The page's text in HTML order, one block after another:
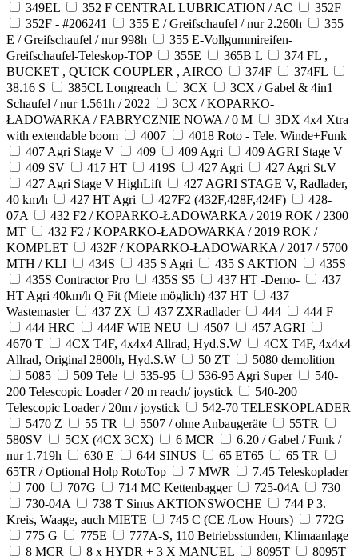
349EL
352 F CENTRAL LUBRICATION / AC
352F
352F - #206241
355 E / Greifschaufel / nur 2.260h
355
E / Greifschaufel / nur 998h
355 E-Vollgummireifen-
Greifschaufel-Teleskop-TOP
355E 365B L
374 FL ,
BUCKET , QUICK COUPLER , AIRCO
374F
374FL
38.16 S
385CL Longreach 3CX
3CX / Gabel & 4in1
Schaufel / nur 1.561h / 2022
3CX / KOPARKO-
ŁADOWARKA / FABRYCZNIE NOWA / 0 M
3DX 4x4 Xtra
with extendable boom
4007
4018 Roto - Tele. Winde+Funk
407 Agri Stage V
409 409 Agri
409 AGRI Stage V
409 SV
417 HT 419S 427 Agri
427 Agri St.V
427 Agri Stage V HighLift
427 AGRI STAGE V, Radlader,
40 km/h
427 HT Agri 427F2 (432F,428F,424F)
428-
07A
432 F2 / KOPARKO-ŁADOWARKA / 2019 ROK / 2300
MT
432 F2 / KOPARKO-ŁADOWARKA / 2019 ROK /
KOMPLET
432F / KOPARKO-ŁADOWARKA / 2017 / 5700
MTH / KLI
434S 435 S Agri 435 S AKTION
435S
435S Contractor Pro
435S S5 437 HT -Demo-
437
HT Agri 40km/h Q Fit (Miete möglich) 437 HT
437
Wastemaster
437 ZX 437 ZXRadlader 444
444 F
444 HRC
444F WIE NEU 4507
457 AGRI
4670 T
4CX T4F, 4x4x4 Allrad, Hyd.S.W
4CX T4F, 4x4x4
Allrad, Original 2800h, Hyd.S.W
50 ZT
5080 demolition
5085
509 Tele 535-95 536-95 Agri Super
540-
200 Telescopic Loader / 20 m reach/ joystick
540-200
Telescopic Loader / 20m / joystick
542-70 TELESKOPLADER
5470 Z
55 TR 5507 / ohne Anbaugeräte
55TR
580SV
5CX (4CX 3CX) 6 MCR
6.20 / Gabel / Funk /
nur 1.719h
630 E 644 SINUS 65 ET65
65 TR
65TR / Optional Holp RotoTop
7 MWR
7.45 Teleskoplader
700
707G 714 MC Kettenbagger 725-04A
730
730-04A
738 T Sinus AKTIONSWOCHE
744 P 3.
Kreis, Waage, auch MIETE
745 C (CE /Low Hours)
772G
775 G
775E
777A-S, 110 Betriebsstunden, Klimaanlage
8 MCR
8 x HYDR + 3 X MANUEL 8095T
8095T